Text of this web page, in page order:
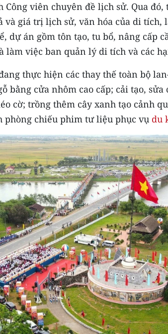
viên chuyên đề lịch sử. Qua
và giá trị lịch sử, văn hóa của di tích,
dự án gồm tôn tạo, tu bổ, nâng cấp
làm việc ban quản lý di tích và các
thực hiện các thay thế toàn bộ
bằng cửa nhôm cao cấp; cải tạo,
cờ; trồng thêm cây xanh tạo cảnh
phòng chiếu phim tư liệu phục vụ du